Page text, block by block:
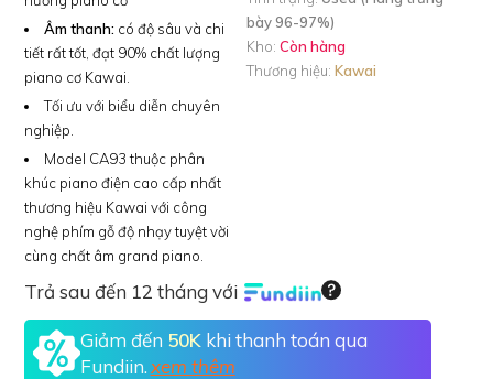
Âm thanh: có độ sâu và chi
tiết rất tốt, đạt 90% chất lượng
piano cơ Kawai.
Tối ưu với biểu diễn chuyên
nghiệp.
Model CA93 thuộc phân
khúc piano điện cao cấp nhất
thương hiệu Kawai với công
nghệ phím gỗ độ nhạy tuyệt vời
cùng chất âm grand piano.
bày 96-97%)
Kho: Còn hàng
Thương hiệu: Kawai
Trả sau đến 12 tháng với
Giảm đến 50K khi thanh toán qua
Fundiin. xem thêm